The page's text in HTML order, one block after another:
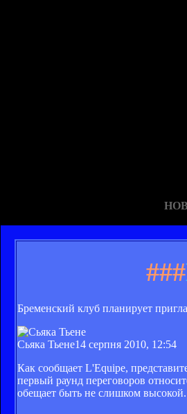
###
Бременский клуб планирует
Сьяка Тьене14 серпня 2010, 12:54
Как сообщает L'Equipe,
первый раунд переговоров
обещает быть не слишком высокой.